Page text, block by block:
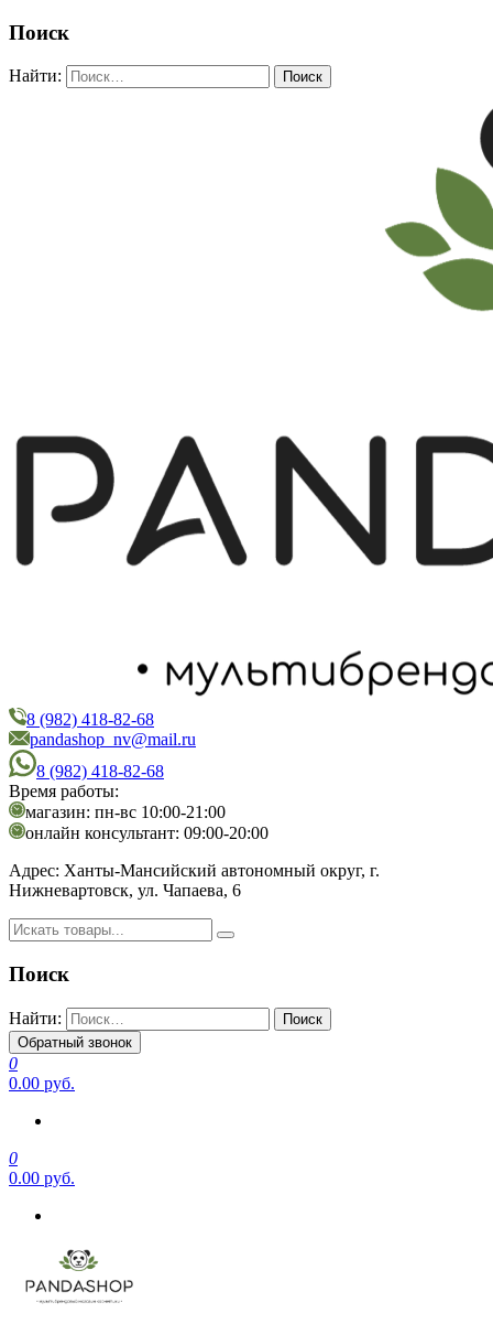
Поиск
Найти:
PandaShop
Интернет-магазин косметики
8 (982) 418-82-68
pandashop_nv@mail.ru
8 (982) 418-82-68
Время работы:
магазин: пн-вс 10:00-21:00
онлайн консультант: 09:00-20:00
Адрес: Ханты-Мансийский автономный округ, г.
Нижневартовск, ул. Чапаева, 6
Поиск
Найти:
Обратный звонок
0
0.00 руб.
0
0.00 руб.